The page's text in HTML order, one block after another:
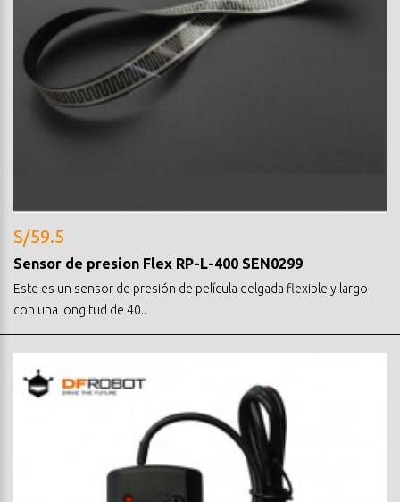
S/59.5
Sensor de presion Flex RP-L-400 SEN0299
Este es un sensor de presión de película delgada flexible y largo
con una longitud de 40..